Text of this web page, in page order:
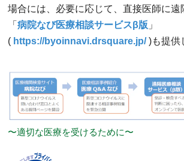
場合には、必要に応じて、直接医師に遠
「 病院なび医療相談サービスβ版 」
( https://byoinnavi.drsquare.jp/)も提供
〜適切な医療を受けるために〜